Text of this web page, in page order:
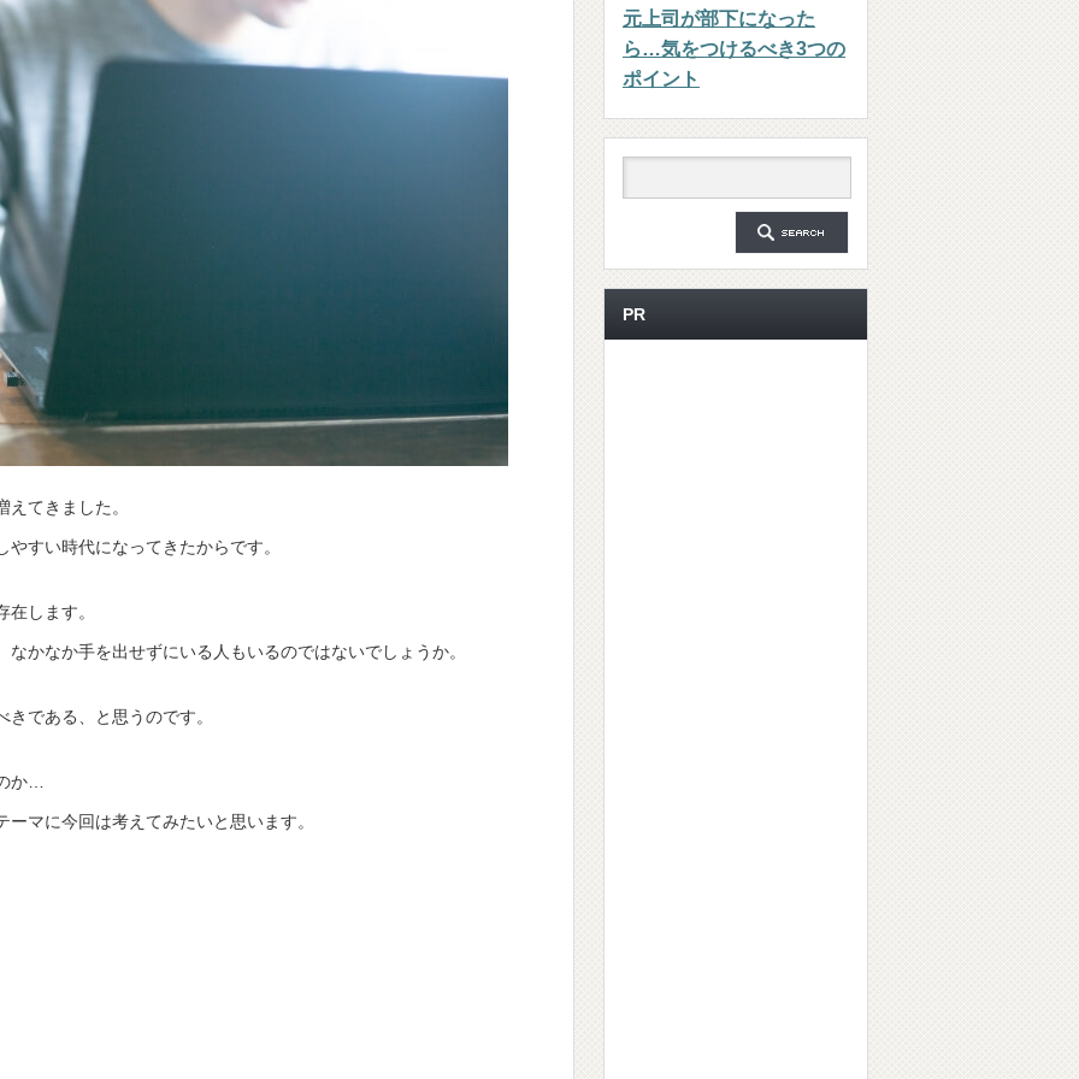
てきました。
すい時代になってきたからです。
します。
かなか手を出せずにいる人もいるのではないでしょうか。
である、と思うのです。
か…
マに今回は考えてみたいと思います。
元上司が部下になった
ら…気をつけるべき3つの
ポイント
PR